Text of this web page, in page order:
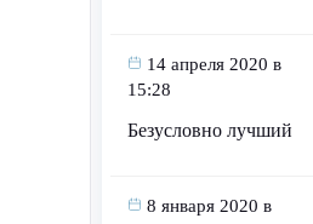
14 апреля 2020 в
15:28
Безусловно лучший
8 января 2020 в